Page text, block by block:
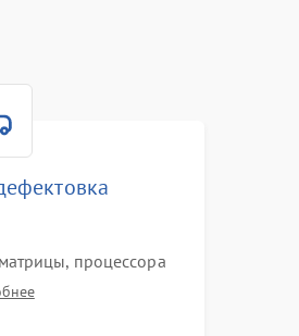
процессора
цепей питания.